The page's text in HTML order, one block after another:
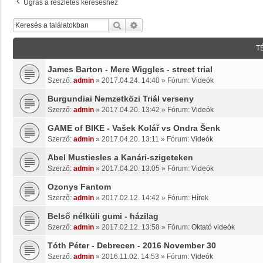
Ugrás a részletes kereséshez
Keresés
James Barton - Mere Wiggles - street trial
Szerző: admin » 2017.04.24. 14:40 » Fórum: Videók
Burgundiai Nemzetközi Triál verseny
Szerző: admin » 2017.04.20. 13:42 » Fórum: Videók
GAME of BIKE - Vašek Kolář vs Ondra Šenk
Szerző: admin » 2017.04.20. 13:11 » Fórum: Videók
Abel Mustiesles a Kanári-szigeteken
Szerző: admin » 2017.04.20. 13:05 » Fórum: Videók
Ozonys Fantom
Szerző: admin » 2017.02.12. 14:42 » Fórum: Hírek
Belső nélküli gumi - házilag
Szerző: admin » 2017.02.12. 13:58 » Fórum: Oktató videók
Tóth Péter - Debrecen - 2016 November 30
Szerző: admin » 2016.11.02. 14:53 » Fórum: Videók